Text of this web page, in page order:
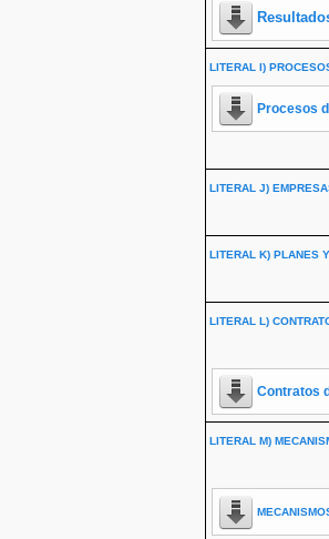
LITERAL I)
Procesos
LITERAL J)
LITERAL K) PLANES
LITERAL L)
Contratos
LITERAL M)